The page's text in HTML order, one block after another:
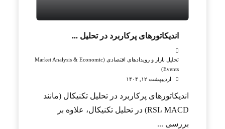
اندیکاتورهای پرکاربرد در تحلیل ...
تحلیل بازار و رویدادهای اقتصادی (Market Analysis & Economic
Events)
اردیبهشت ۱۲, ۱۴۰۴
اندیکاتورهای پرکاربرد در تحلیل تکنیکال (مانند
RSI، MACD) در تحلیل تکنیکال، علاوه بر
بررسی ...